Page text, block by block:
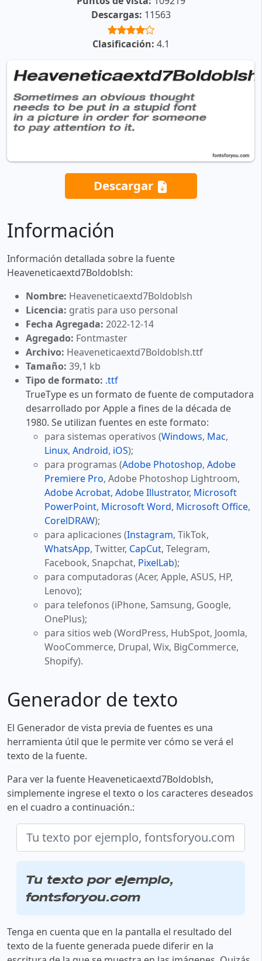
Descargas: 11563
Clasificación: 4.1
Descargar
Información
Información detallada sobre la fuente
Heaveneticaextd7Boldoblsh:
Nombre: Heaveneticaextd7Boldoblsh
Licencia: gratis para uso personal
Fecha Agregada: 2022-12-14
Agregado: Fontmaster
Archivo: Heaveneticaextd7Boldoblsh.ttf
Tamaño: 39,1 kb
Tipo de formato: .ttf
TrueType es un formato de fuente de computadora
desarrollado por Apple a fines de la década de
1980. Se utilizan fuentes en este formato:
para sistemas operativos (Windows, Mac,
Linux, Android, iOS);
para programas (Adobe Photoshop, Adobe
Premiere Pro, Adobe Photoshop Lightroom,
Adobe Acrobat, Adobe Illustrator, Microsoft
PowerPoint, Microsoft Word, Microsoft Office,
CorelDRAW);
para aplicaciones (Instagram, TikTok,
WhatsApp, Twitter, CapCut, Telegram,
Facebook, Snapchat, PixelLab);
para computadoras (Acer, Apple, ASUS, HP,
Lenovo);
para telefonos (iPhone, Samsung, Google,
OnePlus);
para sitios web (WordPress, HubSpot, Joomla,
WooCommerce, Drupal, Wix, BigCommerce,
Shopify).
Generador de texto
El Generador de vista previa de fuentes es una
herramienta útil que le permite ver cómo se verá el
texto de la fuente.
Para ver la fuente Heaveneticaextd7Boldoblsh,
simplemente ingrese el texto o los caracteres deseados
en el cuadro a continuación.:
Tu texto por ejemplo,
fontsforyou.com
Tenga en cuenta que en la pantalla el resultado del
texto de la fuente generada puede diferir en la